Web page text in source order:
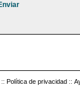
:: Política de privacidad ::